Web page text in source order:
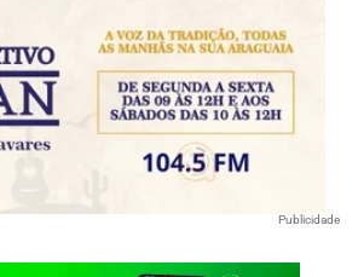
Publicidade